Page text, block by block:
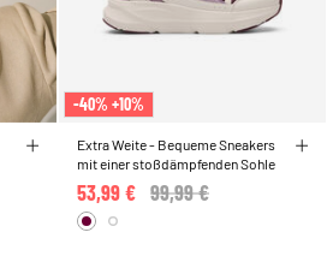
-40% +10%
Extra Weite - Bequeme Sneakers
mit einer stoßdämpfenden Sohle
Price reduced from
99,99 €
53,99 €